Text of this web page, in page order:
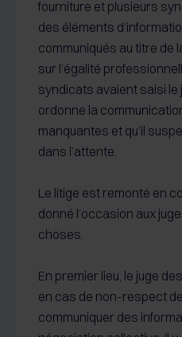
fourniture et plusieurs
des éléments
communiqués au titre de
sur l’égalité
syndicats avaient saisi le
ordonne la
manquantes et qu’il
dans l’attente.
Le litige est remonté en
donné l’occasion aux
choses.
En premier lieu, le juge
en cas de non-respect
communiquer des